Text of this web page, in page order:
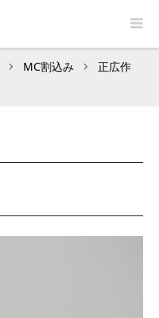
MC割込み
正広作